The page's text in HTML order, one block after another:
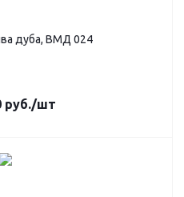
дуба, ВМД 024
руб./шт